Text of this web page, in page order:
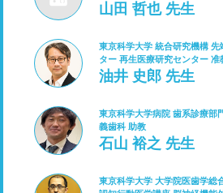
山田 哲也 先生
東京科学大学 統合研究機構 先
ター 再生医療研究センター 准
油井 史郎 先生
東京科学大学病院 歯系診療部
義歯科 助教
石山 裕之 先生
東京科学大学 大学院医歯学総